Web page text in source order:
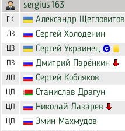
sergius163
ГК Александр Щегловитов
ЛЗ Сергей Холоденин
ЦЗ Сергей Украинец
ПЗ Дмитрий Парёнкин
ЛП Сергей Кобляков
ЦП Станислав Драгун
ЦП Николай Лазарев
ЦП Эмин Махмудов